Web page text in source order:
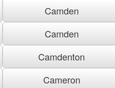
Camden
Camden
Camdenton
Cameron